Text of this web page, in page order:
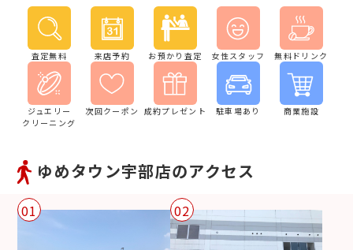
査定無料 来店予約 お預かり査定 女性スタッフ 無料ドリンク
ジュエリー
クリーニング
次回クーポン 成約プレゼント 駐車場あり 商業施設
ゆめタウン宇部店のアクセス
01 02